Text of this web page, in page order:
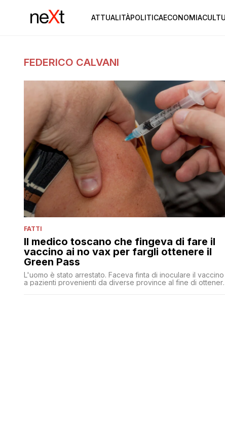
ATTUALITÀPOLITICAECONOMIA
FEDERICO CALVANI
FATTI
Il medico toscano che fingeva di fare il
vaccino ai no vax per fargli ottenere il
Green Pass
L'uomo è stato arrestato. Faceva finta di inoculare il vaccino
a pazienti provenienti da diverse province al fine di